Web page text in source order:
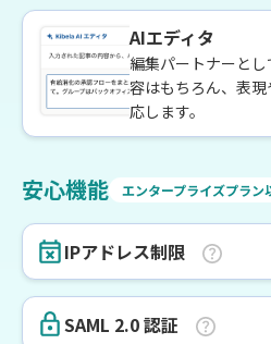
AIエディタ
編集パートナーと
容はもちろん、表
応します。
安心機能 エンタープライズプラン
IPアドレス制限
SAML 2.0 認証